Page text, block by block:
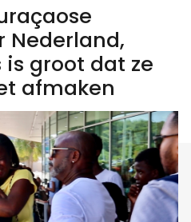
Nederland,
groot dat ze
afmaken